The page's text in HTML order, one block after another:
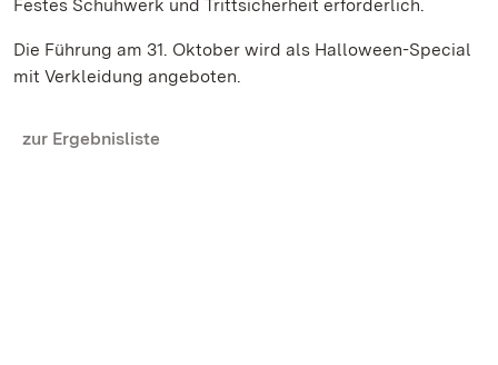
Festes Schuhwerk und Trittsicherheit erforderlich.
Die Führung am 31. Oktober wird als Halloween-Special
mit Verkleidung angeboten.
zur Ergebnisliste